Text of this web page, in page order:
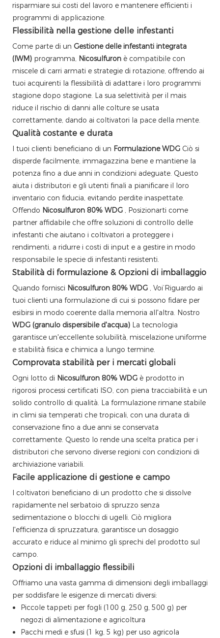
risparmiare sui costi del lavoro e mantenere efficienti i
programmi di applicazione.
Flessibilità nella gestione delle infestanti
Come parte di un Gestione delle infestanti integrata
(IWM) programma, Nicosulfuron è compatibile con
miscele di carri armati e strategie di rotazione, offrendo ai
tuoi acquirenti la flessibilità di adattare i loro programmi
stagione dopo stagione. La sua selettività per il mais
riduce il rischio di danni alle colture se usata
correttamente, dando ai coltivatori la pace della mente.
Qualità costante e durata
I tuoi clienti beneficiano di un Formulazione WDG Ciò si
disperde facilmente, immagazzina bene e mantiene la
potenza fino a due anni in condizioni adeguate. Questo
aiuta i distributori e gli utenti finali a pianificare il loro
inventario con fiducia, evitando perdite inaspettate.
Offendo Nicosulfuron 80% WDG
, Posizionarti come
partner affidabile che offre soluzioni di controllo delle
infestanti che aiutano i coltivatori a proteggere i
rendimenti, a ridurre i costi di input e a gestire in modo
responsabile le specie di infestanti resistenti.
Stabilità di formulazione & Opzioni di imballaggio
Quando fornisci Nicosulfuron 80% WDG
, Voi’Riguardo ai
tuoi clienti una formulazione di cui si possono fidare per
esibirsi in modo coerente dalla memoria all'altra. Nostro
WDG (granulo dispersibile d'acqua) La tecnologia
garantisce un'eccellente solubilità, miscelazione uniforme
e stabilità fisica e chimica a lungo termine.
Comprovata stabilità per i mercati globali
Ogni lotto di Nicosulfuron 80% WDG è prodotto in
rigorosi processi certificati ISO, con piena tracciabilità e un
solido controllo di qualità. La formulazione rimane stabile
in climi sia temperati che tropicali, con una durata di
conservazione fino a due anni se conservata
correttamente. Questo lo rende una scelta pratica per i
distributori che servono diverse regioni con condizioni di
archiviazione variabili.
Facile applicazione di gestione e campo
I coltivatori beneficiano di un prodotto che si dissolve
rapidamente nel serbatoio di spruzzo senza
sedimentazione o blocchi di ugelli. Ciò migliora
l'efficienza di spruzzatura, garantisce un dosaggio
accurato e riduce al minimo gli sprechi del prodotto sul
campo.
Opzioni di imballaggio flessibili
Offriamo una vasta gamma di dimensioni degli imballaggi
per soddisfare le esigenze di mercati diversi:
Piccole tappeti per fogli (100 g, 250 g, 500 g) per
negozi di alimentazione e agricoltura
Pacchi medi e sfusi (1 kg, 5 kg) per uso agricola